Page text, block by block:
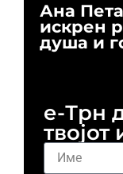
Ана
искрен
душа и
е-Трн
твојот